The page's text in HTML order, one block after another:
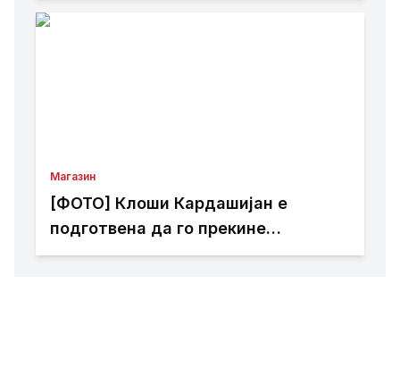
Магазин
[ФОТО] Клоши Кардашијан е
подготвена да го прекине
целибатот само за еден маж: Го